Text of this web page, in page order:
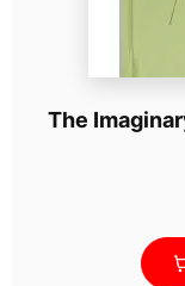
The